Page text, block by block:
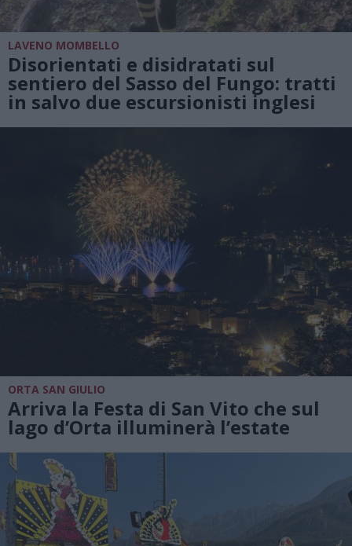
LAVENO MOMBELLO
Disorientati e disidratati sul
sentiero del Sasso del Fungo: tratti
in salvo due escursionisti inglesi
ORTA SAN GIULIO
Arriva la Festa di San Vito che sul
lago d’Orta illuminerà l’estate